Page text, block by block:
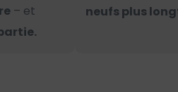
– et
neufs plus